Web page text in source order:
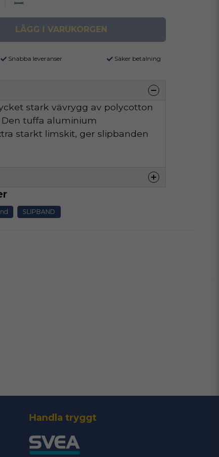
LÄGG I VARUKORGEN
Snabba leveranser Säker betalning
stark vävrygg av polycotton
tuffa aluminium
starkt limskit, ger slipbanden
produkten...
SLIPBAND
Handla tryggt